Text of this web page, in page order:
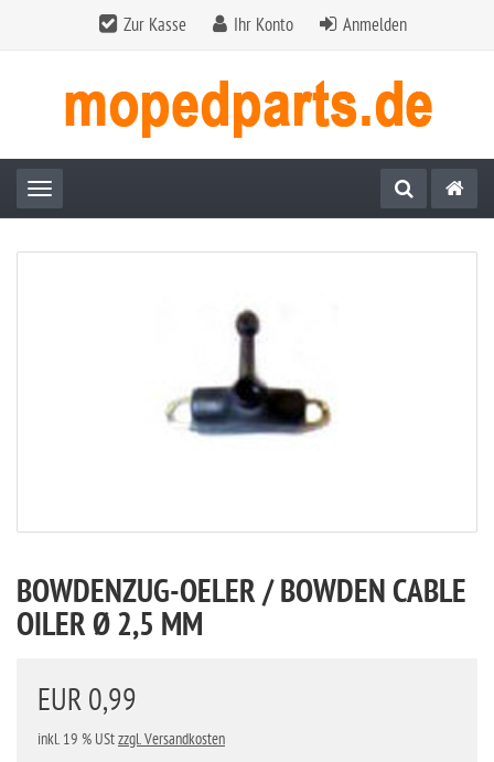
Zur Kasse Ihr Konto Anmelden
Toggle navigation
BOWDENZUG-OELER / BOWDEN CABLE
OILER Ø 2,5 MM
EUR 0,99
inkl. 19 % UStzzgl. Versandkosten